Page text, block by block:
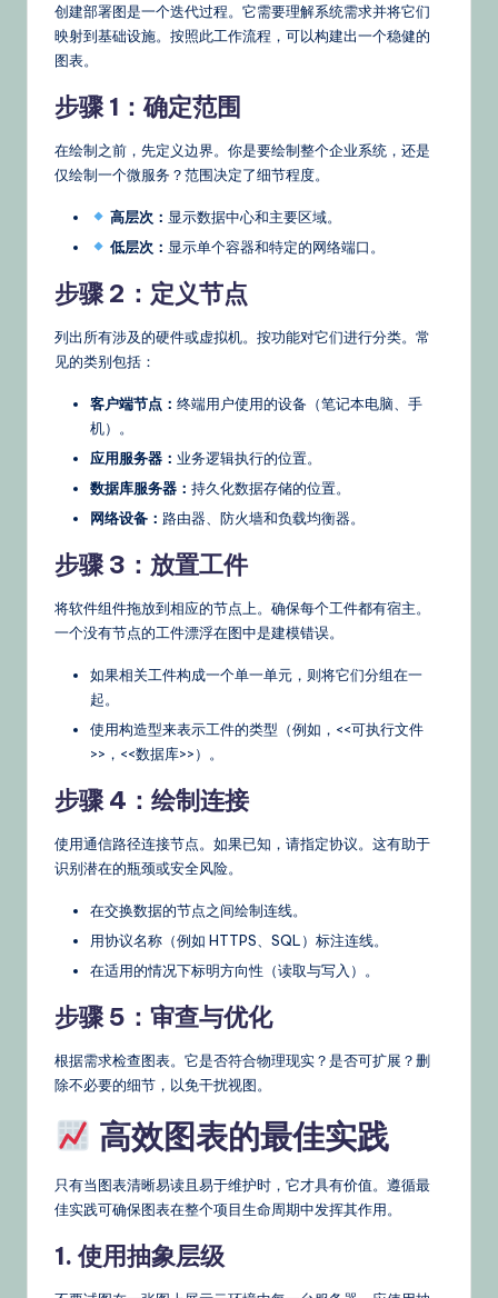
创建部署图是一个迭代过程。它需要理解系统需求并将它们
映射到基础设施。按照此工作流程，可以构建出一个稳健的
图表。
步骤 1：确定范围
在绘制之前，先定义边界。你是要绘制整个企业系统，还是
仅绘制一个微服务？范围决定了细节程度。
高层次： 显示数据中心和主要区域。
低层次： 显示单个容器和特定的网络端口。
步骤 2：定义节点
列出所有涉及的硬件或虚拟机。按功能对它们进行分类。常
见的类别包括：
客户端节点： 终端用户使用的设备（笔记本电脑、手
机）。
应用服务器： 业务逻辑执行的位置。
数据库服务器： 持久化数据存储的位置。
网络设备： 路由器、防火墙和负载均衡器。
步骤 3：放置工件
将软件组件拖放到相应的节点上。确保每个工件都有宿主。
一个没有节点的工件漂浮在图中是建模错误。
如果相关工件构成一个单一单元，则将它们分组在一
起。
使用构造型来表示工件的类型（例如，<<可执行文件
>>，<<数据库>>）。
步骤 4：绘制连接
使用通信路径连接节点。如果已知，请指定协议。这有助于
识别潜在的瓶颈或安全风险。
在交换数据的节点之间绘制连线。
用协议名称（例如 HTTPS、SQL）标注连线。
在适用的情况下标明方向性（读取与写入）。
步骤 5：审查与优化
根据需求检查图表。它是否符合物理现实？是否可扩展？删
除不必要的细节，以免干扰视图。
高效图表的最佳实践
只有当图表清晰易读且易于维护时，它才具有价值。遵循最
佳实践可确保图表在整个项目生命周期中发挥其作用。
1. 使用抽象层级